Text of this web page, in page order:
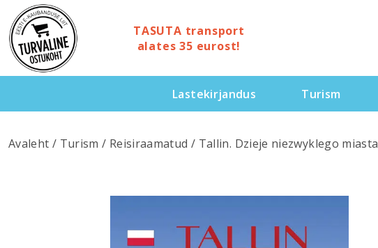
TASUTA transport
alates 35 eurost!
Lastekirjandus Turism
Avaleht / Turism / Reisiraamatud / Tallin. Dzieje niezwyklego miasta